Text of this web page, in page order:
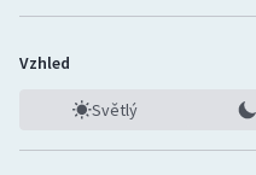
Vzhled
Světlý